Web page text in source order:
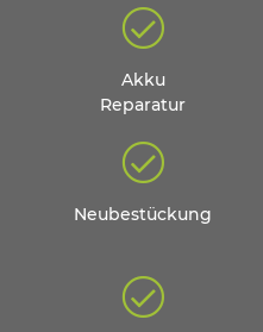
Akku
Reparatur
Neubestückung